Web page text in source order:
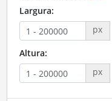
Largura:
px
Altura:
px